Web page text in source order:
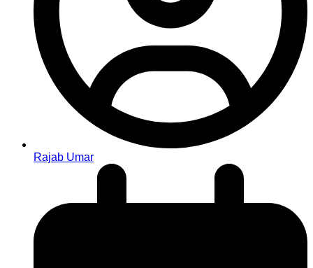
Rajab Umar